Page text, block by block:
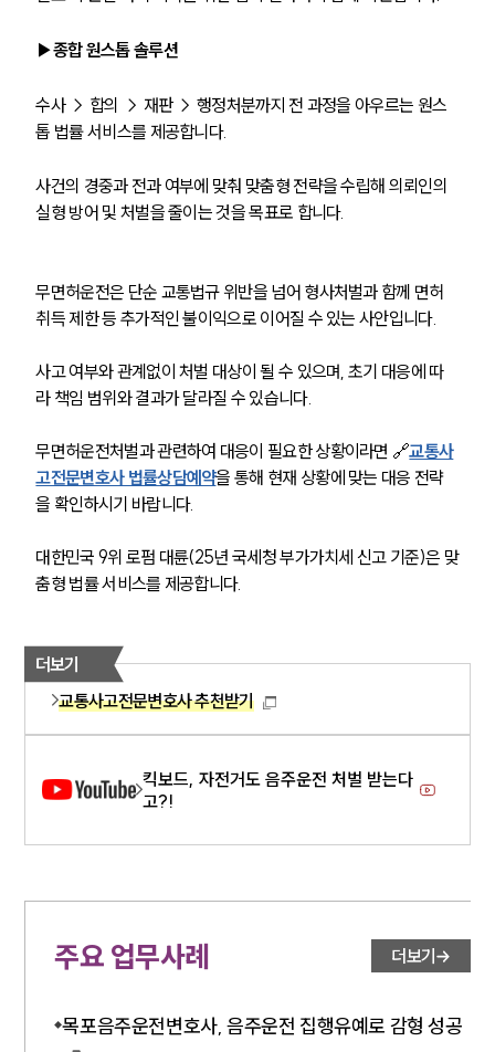
▶종합 원스톱 솔루션
수사 → 합의 → 재판 → 행정처분까지 전 과정을 아우르는 원스
톱 법률 서비스를 제공합니다.
사건의 경중과 전과 여부에 맞춰 맞춤형 전략을 수립해 의뢰인의
실형 방어 및 처벌을 줄이는 것을 목표로 합니다.
무면허운전은 단순 교통법규 위반을 넘어 형사처벌과 함께 면허
취득 제한 등 추가적인 불이익으로 이어질 수 있는 사안입니다.
사고 여부와 관계없이 처벌 대상이 될 수 있으며, 초기 대응에 따
라 책임 범위와 결과가 달라질 수 있습니다.
무면허운전처벌과 관련하여 대응이 필요한 상황이라면 🔗교통사
고전문변호사 법률상담예약을 통해 현재 상황에 맞는 대응 전략
을 확인하시기 바랍니다.
대한민국 9위 로펌 대륜(25년 국세청 부가가치세 신고 기준)은 맞
춤형 법률 서비스를 제공합니다.
더보기
교통사고전문변호사 추천받기
킥보드, 자전거도 음주운전 처벌 받는다
고?!
주요 업무사례 더보기
목포음주운전변호사, 음주운전 집행유예로 감형 성공